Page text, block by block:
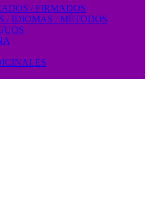
/ FIRMADOS
/ IDIOMAS / MÉTODOS